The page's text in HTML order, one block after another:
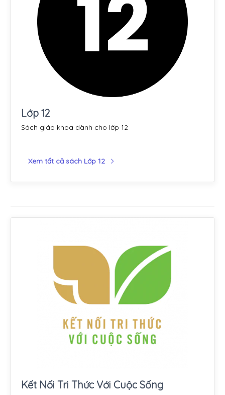
Lớp 12
Sách giáo khoa dành cho lớp 12
Xem tất cả sách Lớp 12
Kết Nối Tri Thức Với Cuộc Sống